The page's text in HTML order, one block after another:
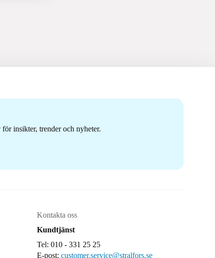
insikter, trender och nyheter.
Kontakta oss
Kundtjänst
Tel: 010 - 331 25 25
E-post: customer.service@stralfors.se